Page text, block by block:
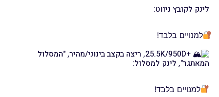
לינק לקובץ ניווט:
למנויים בלבד!
+25.5K/950D, ריצה בקצב בינוני/מהיר, "המסלול
המאתגר", לינק למסלול:
למנויים בלבד!